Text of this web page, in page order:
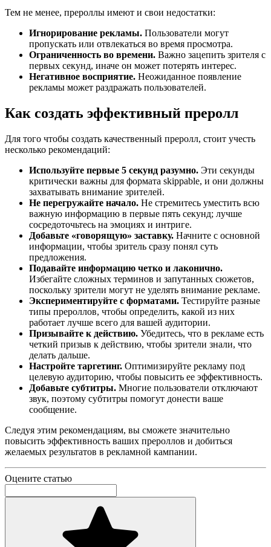
Тем не менее, прероллы имеют и свои недостатки:
Игнорирование рекламы. Пользователи могут
пропускать или отвлекаться во время просмотра.
Ограниченность во времени. Важно зацепить зрителя с
первых секунд, иначе он может потерять интерес.
Негативное восприятие. Неожиданное появление
рекламы может раздражать пользователей.
Как создать эффективный преролл
Для того чтобы создать качественный преролл, стоит учесть
несколько рекомендаций:
Используйте первые 5 секунд разумно. Эти секунды
критически важны для формата skippable, и они должны
захватывать внимание зрителей.
Не перегружайте начало. Не стремитесь уместить всю
важную информацию в первые пять секунд; лучше
сосредоточьтесь на эмоциях и интриге.
Добавьте «говорящую» заставку. Начните с основной
информации, чтобы зритель сразу понял суть
предложения.
Подавайте информацию четко и лаконично.
Избегайте сложных терминов и запутанных сюжетов,
поскольку зрители могут не уделять внимание рекламе.
Экспериментируйте с форматами. Тестируйте разные
типы прероллов, чтобы определить, какой из них
работает лучше всего для вашей аудитории.
Призывайте к действию. Убедитесь, что в рекламе есть
четкий призыв к действию, чтобы зрители знали, что
делать дальше.
Настройте таргетинг. Оптимизируйте рекламу под
целевую аудиторию, чтобы повысить ее эффективность.
Добавьте субтитры. Многие пользователи отключают
звук, поэтому субтитры помогут донести ваше
сообщение.
Следуя этим рекомендациям, вы сможете значительно
повысить эффективность ваших прероллов и добиться
желаемых результатов в рекламной кампании.
Оцените статью